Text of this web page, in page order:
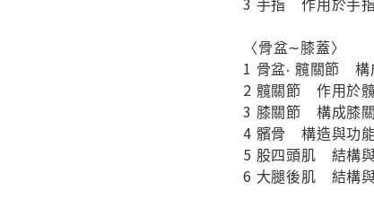
〈骨盆∼膝蓋〉
1 骨盆‧ 髖關節 構
2 髖關節 作用於
3 膝關節 構成膝
4 髕骨 構造與功能
5 股四頭肌 結構
6 大腿後肌 結構